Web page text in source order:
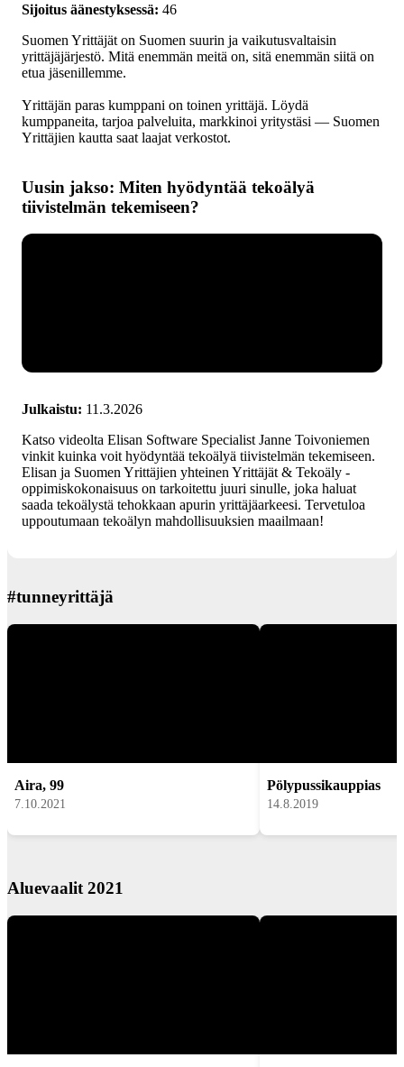
Sijoitus äänestyksessä: 46
Suomen Yrittäjät on Suomen suurin ja vaikutusvaltaisin
yrittäjäjärjestö. Mitä enemmän meitä on, sitä enemmän siitä on
etua jäsenillemme.
Yrittäjän paras kumppani on toinen yrittäjä. Löydä
kumppaneita, tarjoa palveluita, markkinoi yritystäsi — Suomen
Yrittäjien kautta saat laajat verkostot.
Uusin jakso: Miten hyödyntää tekoälyä
tiivistelmän tekemiseen?
Julkaistu: 11.3.2026
Katso videolta Elisan Software Specialist Janne Toivoniemen
vinkit kuinka voit hyödyntää tekoälyä tiivistelmän tekemiseen.
Elisan ja Suomen Yrittäjien yhteinen Yrittäjät & Tekoäly -
oppimiskokonaisuus on tarkoitettu juuri sinulle, joka haluat
saada tekoälystä tehokkaan apurin yrittäjäarkeesi. Tervetuloa
uppoutumaan tekoälyn mahdollisuuksien maailmaan!
#tunneyrittäjä
Aira, 99
7.10.2021
Pölypussikauppias
14.8.2019
Aluevaalit 2021